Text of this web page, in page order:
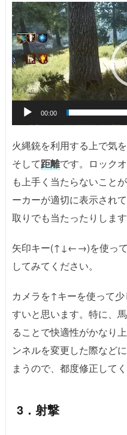
動
画
プ
レ
ー
ヤ
ー
00:00
火縄銃を利用する上で気
そして距離です。ロック
も上手く当たらないこと
ーカーが適切に表示され
取りでも当たったりします
矢印キー(↑↓←→)を使って
してみてください。
カメラを↑キーを使って
すいと思います。特に、
ることで快適性がかなり上
ンネルを変更した際など
まうので、都度修正してく
3．射撃